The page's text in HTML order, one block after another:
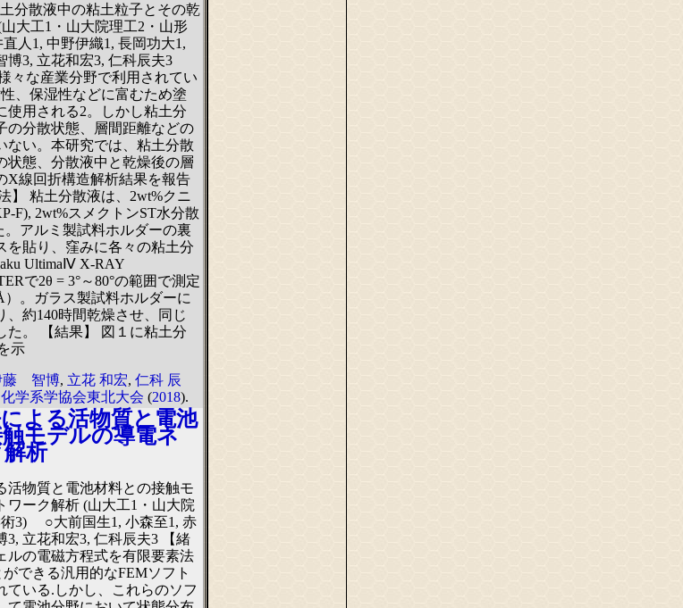
分散液中の粘土粒子とその乾
大工1・山大院理工2・山形
人1, 中野伊織1, 長岡功大1,
博3, 立花和宏3, 仁科辰夫3
々な産業分野で利用されてい
、保湿性などに富むため塗
使用される2。しかし粘土分
の分散状態、層間距離などの
ない。本研究では、粘土分散
状態、分散液中と乾燥後の層
X線回折構造解析結果を報告
】 粘土分散液は、2wt%クニ
F), 2wt%スメクトンST水分散
。アルミ製試料ホルダーの裏
を貼り、窪みに各々の粘土分
UltimaⅣ X-RAY
で2θ = 3°～80°の範囲で測定
）。ガラス製試料ホルダーに
、約140時間乾燥させ、同じ
た。 【結果】 図１に粘土分
示
藤 智博, 立花 和宏, 仁科 辰
学系学協会東北大会 (2018).
よる活物質と電池
モデルの導電ネ
析
活物質と電池材料との接触モ
ワーク解析 (山大工1・山大院
術3) ○大前国生1, 小森至1, 赤
3, 立花和宏3, 仁科辰夫3 【緒
の電磁方程式を有限要素法
できる汎用的なFEMソフト
ている.しかし、これらのソフ